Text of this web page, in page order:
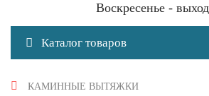
Воскресенье -
Каталог товаров
КАМИННЫЕ ВЫТЯЖКИ